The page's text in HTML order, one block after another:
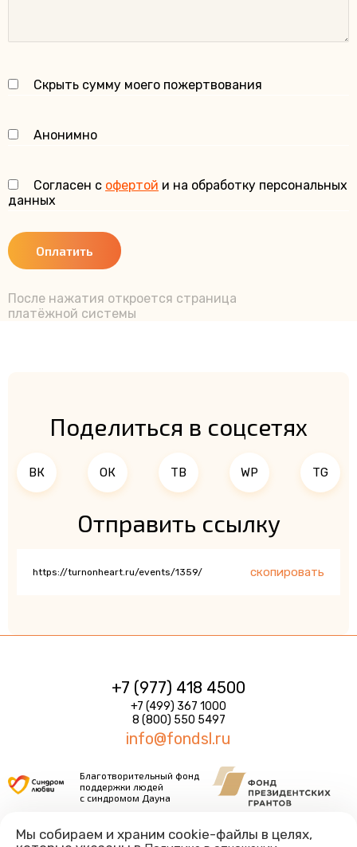
Скрыть сумму моего пожертвования
Анонимно
Согласен с офертой и на обработку персональных
данных
Оплатить
После нажатия откроется страница
платёжной системы
Поделиться в соцсетях
ВК ОК ТВ WP TG
Отправить ссылку
скопировать
Благотворительный фонд
поддержки людей
с синдромом Дауна
+7 (977) 418 4500
+7 (499) 367 1000
8 (800) 550 5497
info@fondsl.ru
Условия оплаты и политика безопасности платежей
Мы собираем и храним cookie-файлы в целях,